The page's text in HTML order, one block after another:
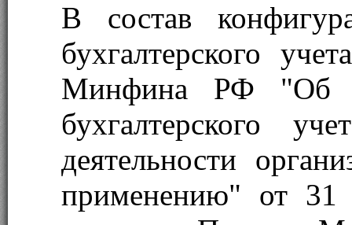
В состав
бухгалтерского
Минфина РФ "Об
бухгалтерского
деятельности
применению" от